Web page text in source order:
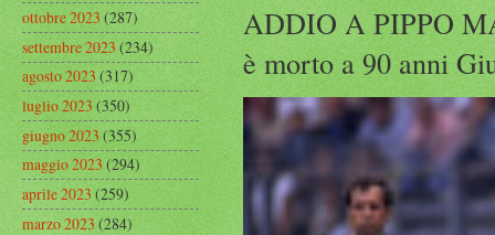
ADDIO A PIPPO
è morto a 90 anni
ottobre 2023(287)
settembre 2023(234)
agosto 2023(317)
luglio 2023(350)
giugno 2023(355)
maggio 2023(294)
aprile 2023(259)
marzo 2023(284)